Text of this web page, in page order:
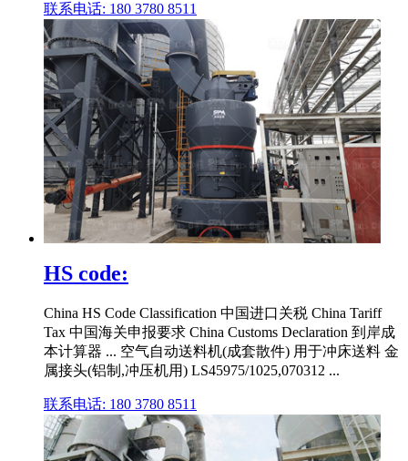
联系电话: 180 3780 8511
HS code:
China HS Code Classification 中国进口关税 China Tariff
Tax 中国海关申报要求 China Customs Declaration 到岸成
本计算器 ... 空气自动送料机(成套散件) 用于冲床送料 金
属接头(铝制,冲压机用) LS45975/1025,070312 ...
联系电话: 180 3780 8511